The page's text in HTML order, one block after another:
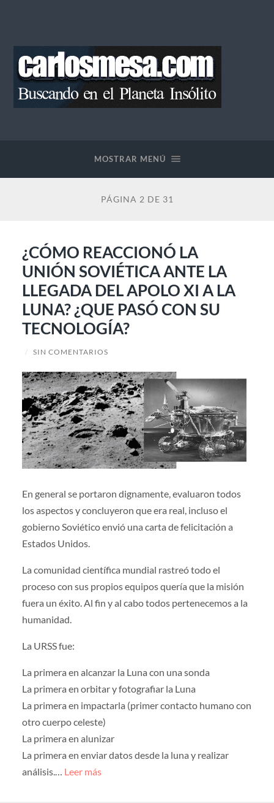
MOSTRAR MENÚ
PÁGINA 2 DE 31
¿CÓMO REACCIONÓ LA
UNIÓN SOVIÉTICA ANTE LA
LLEGADA DEL APOLO XI A LA
LUNA? ¿QUE PASÓ CON SU
TECNOLOGÍA?
/ SIN COMENTARIOS
En general se portaron dignamente, evaluaron todos
los aspectos y concluyeron que era real, incluso el
gobierno Soviético envió una carta de felicitación a
Estados Unidos.
La comunidad científica mundial rastreó todo el
proceso con sus propios equipos quería que la misión
fuera un éxito. Al fin y al cabo todos pertenecemos a la
humanidad.
La URSS fue:
La primera en alcanzar la Luna con una sonda
La primera en orbitar y fotografiar la Luna
La primera en impactarla (primer contacto humano con
otro cuerpo celeste)
La primera en alunizar
La primera en enviar datos desde la luna y realizar
análisis.… Leer más